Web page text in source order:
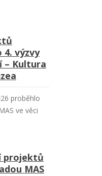
4. výzvy
– Kultura
proběhlo
ve věci
projektů
MAS